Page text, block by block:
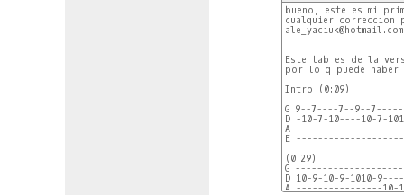
bueno, este es mi
cualquier correccion
ale_yaciuk@hotmail.com
Este tab es de la
por lo q puede
Intro (0:09)
G 9--7----7--9--
D -10-7-10----10-7-
A
E
(0:29)
G
D 10-9-10-9-1010-
A ----------------10-